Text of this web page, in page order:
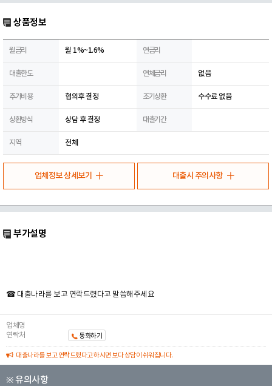
상품정보
월금리 월 1%~1.6% 연금리
대출한도 연체금리 없음
추가비용 협의후 결정 조기상환 수수료 없음
상환방식 상담 후 결정 대출기간
지역 전체
업체정보 상세보기 대출시 주의사항
부가설명
☎ 대출나라를 보고 연락드렸다고 말씀해주세요
업체명
연락처
통화하기
대출나라를 보고 연락드렸다고 하시면 보다 상담이 쉬워집니다.
※ 유의사항